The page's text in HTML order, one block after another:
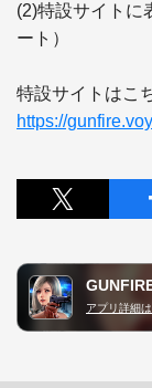
(2)特設サイトに
ート）
https://
アプリ詳細